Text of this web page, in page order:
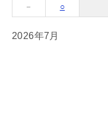
－
○
2026年7月